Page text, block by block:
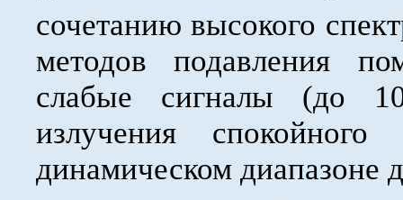
сочетанию высокого
методов подавления
слабые сигналы (до
излучения
динамическом диапазоне